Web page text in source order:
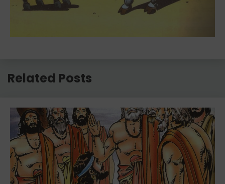
Related Posts